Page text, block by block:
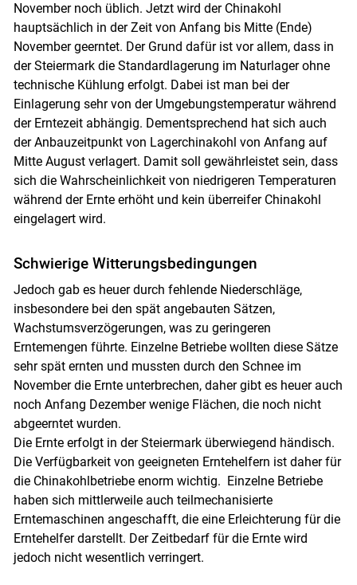
Skip to main content
November noch üblich. Jetzt wird der Chinakohl
hauptsächlich in der Zeit von Anfang bis Mitte (Ende)
November geerntet. Der Grund dafür ist vor allem, dass in
der Steiermark die Standardlagerung im Naturlager ohne
technische Kühlung erfolgt. Dabei ist man bei der
Einlagerung sehr von der Umgebungstemperatur während
der Erntezeit abhängig. Dementsprechend hat sich auch
der Anbauzeitpunkt von Lagerchinakohl von Anfang auf
Mitte August verlagert. Damit soll gewährleistet sein, dass
sich die Wahrscheinlichkeit von niedrigeren Temperaturen
während der Ernte erhöht und kein überreifer Chinakohl
eingelagert wird.
Schwierige Witterungsbedingungen
Jedoch gab es heuer durch fehlende Niederschläge,
insbesondere bei den spät angebauten Sätzen,
Wachstumsverzögerungen, was zu geringeren
Erntemengen führte. Einzelne Betriebe wollten diese Sätze
sehr spät ernten und mussten durch den Schnee im
November die Ernte unterbrechen, daher gibt es heuer auch
noch Anfang Dezember wenige Flächen, die noch nicht
abgeerntet wurden.
Die Ernte erfolgt in der Steiermark überwiegend händisch.
Die Verfügbarkeit von geeigneten Erntehelfern ist daher für
die Chinakohlbetriebe enorm wichtig. Einzelne Betriebe
haben sich mittlerweile auch teilmechanisierte
Erntemaschinen angeschafft, die eine Erleichterung für die
Erntehelfer darstellt. Der Zeitbedarf für die Ernte wird
jedoch nicht wesentlich verringert.